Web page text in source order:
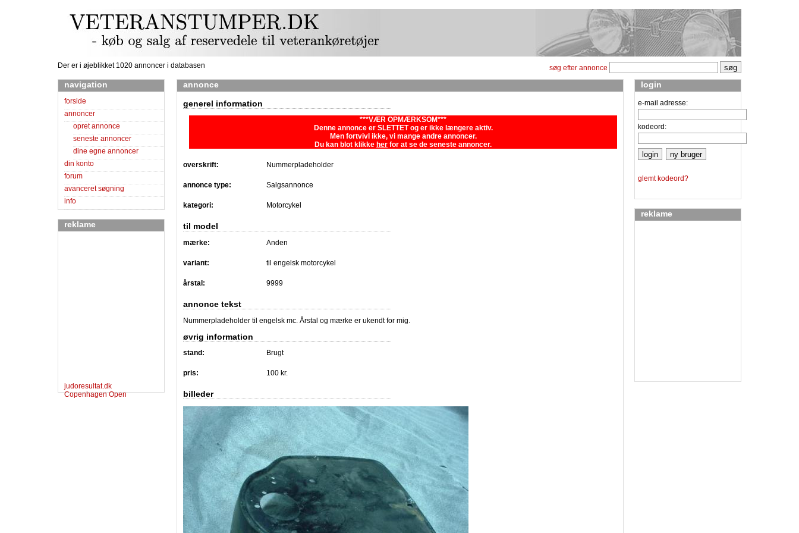
Der er i øjeblikket 1020 annoncer i databasen søg efter annonce
navigation
forside
annoncer
opret annonce
seneste annoncer
dine egne annoncer
din konto
forum
avanceret søgning
info
reklame
judoresultat.dk
Copenhagen Open
login
e-mail adresse:
kodeord:
glemt kodeord?
reklame
annonce
generel information
***VÆR OPMÆRKSOM***
Denne annonce er SLETTET og er ikke længere aktiv.
Men fortvivl ikke, vi mange andre annoncer.
Du kan blot klikke her for at se de seneste annoncer.
overskrift: Nummerpladeholder
annonce type: Salgsannonce
kategori: Motorcykel
til model
mærke: Anden
variant: til engelsk motorcykel
årstal: 9999
annonce tekst
Nummerpladeholder til engelsk mc. Årstal og mærke er ukendt for mig.
øvrig information
stand: Brugt
pris: 100 kr.
billeder